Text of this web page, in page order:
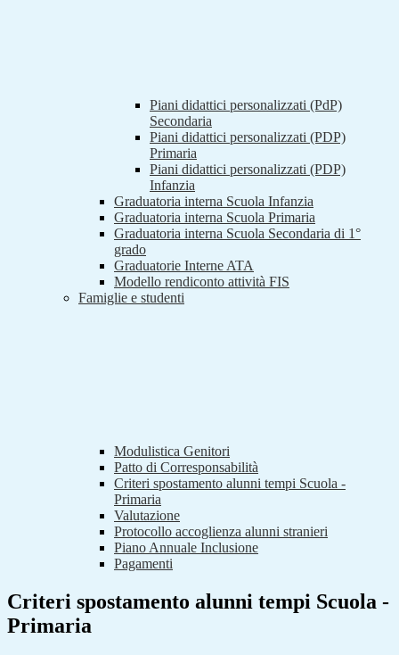
Piani didattici personalizzati (PdP)
Secondaria
Piani didattici personalizzati (PDP)
Primaria
Piani didattici personalizzati (PDP)
Infanzia
Graduatoria interna Scuola Infanzia
Graduatoria interna Scuola Primaria
Graduatoria interna Scuola Secondaria di 1°
grado
Graduatorie Interne ATA
Modello rendiconto attività FIS
Famiglie e studenti
Modulistica Genitori
Patto di Corresponsabilità
Criteri spostamento alunni tempi Scuola -
Primaria
Valutazione
Protocollo accoglienza alunni stranieri
Piano Annuale Inclusione
Pagamenti
Criteri spostamento alunni tempi Scuola -
Primaria